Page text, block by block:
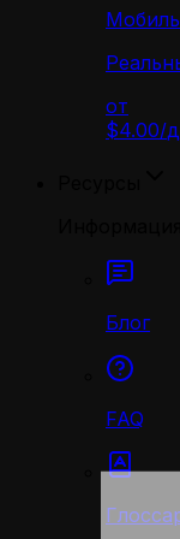
от
$4.00/
Блог
FAQ